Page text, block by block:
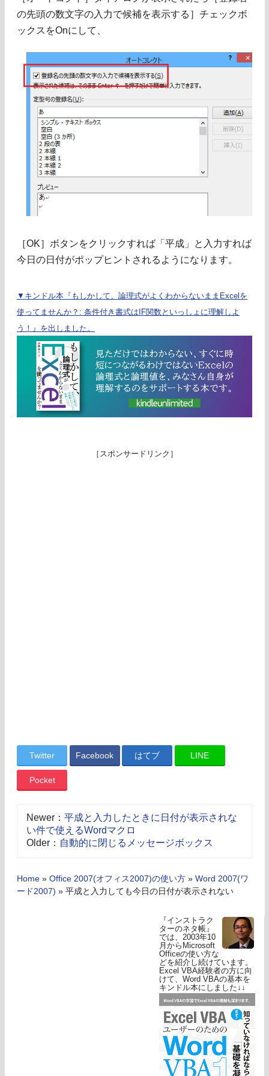
の先頭の数文字の入力で候補を表示する］チェックボ
ックスをOnにして、
［OK］ボタンをクリックすれば「平成」と入力すれば
今日の日付がポップヒントされるようになります。
▼キンドル本『もしかして、論理式がよくわからないままExcelを
使ってませんか？: 条件付き書式はIF関数といっしょに理解しよ
う！』を出しました。
［スポンサードリンク］
Twitter Facebook はてブ LINE
Pocket
Newer： 平成と入力したときに日付が表示されな
い件で使えるWordマクロ
Older： 自動的に閉じるメッセージボックス
Home » Office 2007(オフィス2007)の使い方 » Word 2007(ワ
ード2007) » 平成と入力しても今日の日付が表示されない
『インストラク
ターのネタ帳』
では、2003年10
月からMicrosoft
Officeの使い方な
どを紹介し続けています。
Excel VBA経験者の方に向
けて、Word VBAの基本を
キンドル本にしました↓↓